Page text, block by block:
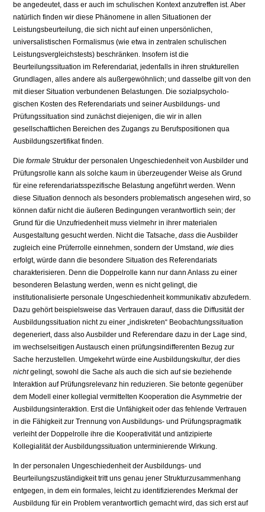
be angedeutet, dass er auch im schulischen Kontext anzutreffen ist. Aber
na­türlich finden wir diese Phänomene in allen Situationen der
Leistungsbeurtei­lung, die sich nicht auf einen unpersönlichen,
universalistischen Formalismus (wie etwa in zentralen schulischen
Leistungsvergleichstests) beschränken. In­sofern ist die
Beurteilungssituation im Referendariat, jedenfalls in ihren strukturellen
Grundlagen, alles andere als außergewöhnlich; und dasselbe gilt von den
mit dieser Situation verbundenen Belastungen. Die sozialpsycholo­
gischen Kosten des Referendariats und seiner Ausbildungs- und
Prüfungssi­tuation sind zunächst diejenigen, die wir in allen
gesellschaftlichen Bereichen des Zugangs zu Berufspositionen qua
Ausbildungszertifikat finden.
Die formale Struktur der personalen Ungeschiedenheit von Ausbilder­ und
Prüfungsrolle kann als solche kaum in überzeugender Weise als Grund
für eine referendariatsspezifische Belastung angeführt werden. Wenn
diese Situation dennoch als besonders problematisch angesehen wird, so
können dafür nicht die äußeren Bedingungen verantwortlich sein; der
Grund für die Unzufriedenheit muss vielmehr in ihrer materialen
Ausgestaltung gesucht werden. Nicht die Tatsache, dass die Ausbilder
zugleich eine Prüferrolle ein­nehmen, sondern der Umstand, wie dies
erfolgt, würde dann die besondere Situation des Referendariats
charakterisieren. Denn die Doppelrolle kann nur dann Anlass zu einer
besonderen Belastung werden, wenn es nicht gelingt, die
institutionalisierte personale Ungeschiedenheit kommunikativ abzufe­dern.
Dazu gehört beispielsweise das Vertrauen darauf, dass die Diffusität der
Ausbildungssituation nicht zu einer „indiskreten“ Beobachtungssituation
de­generiert, dass also Ausbilder und Referendare dazu in der Lage sind,
im wechselseitigen Austausch einen prüfungsindifferenten Bezug zur
Sache her­zustellen. Umgekehrt würde eine Ausbildungskultur, der dies
nichtgelingt, sowohl die Sache als auch die sich auf sie beziehende
Interaktion auf Prü­fungsrelevanz hin reduzieren. Sie betonte gegenüber
dem Modell einer kolle­gial vermittelten Kooperation die Asymmetrie der
Ausbildungsinteraktion. Erst die Unfähigkeit oder das fehlende Vertrauen
in die Fähigkeit zur Tren­nung von Ausbildungs- und Prüfungspragmatik
verleiht der Doppelrolle ihre die Kooperativität und antizipierte
Kollegialität der Ausbildungssituation un­terminierende Wirkung.
In der personalen Ungeschiedenheit der Ausbildungs- und
Beurteilungszu­ständigkeit tritt uns genau jener Strukturzusammenhang
entgegen, in dem ein formales, leicht zu identifizierendes Merkmal der
Ausbildung für ein Prob­lem verantwortlich gemacht wird, das sich erst auf